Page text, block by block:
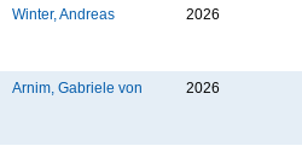
Winter, Andreas 2026
Arnim, Gabriele von 2026